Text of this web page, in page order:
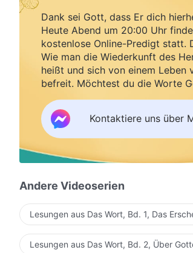
Dank sei Gott, dass Er dich
Heute Abend um 20:00 Uhr
kostenlose Online-Predigt statt.
Wie man die Wiederkunft des
heißt und sich von einem Leben
befreit. Möchtest du die Worte
Kontaktiere uns über
Andere Videoserien
Lesungen aus Das Wort, Bd. 1, Das
Lesungen aus Das Wort, Bd. 2, Über